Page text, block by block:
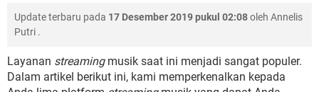
Lupa Password Gmail WiFi Tidak Berfungsi
ENSIKLOPEDIA
Front Office dan Back Office OOP - Data Enkapsulasi
Jenis-jenis Network atau Jaringan
Update terbaru pada 17 Desember 2019 pukul 02:08oleh Annelis
Putri .
Layanan streamingmusik saat ini menjadi sangat populer.
Dalam artikel berikut ini, kami memperkenalkan kepada